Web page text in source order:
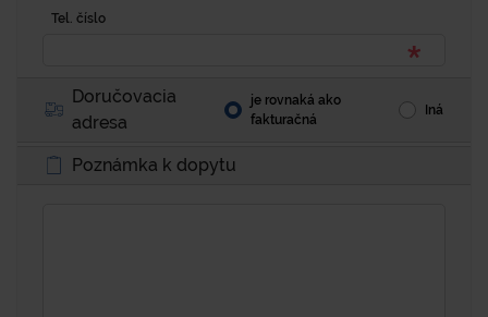
Tel. číslo
Doručovacia
adresa
je rovnaká ako
fakturačná
Iná
Poznámka k dopytu